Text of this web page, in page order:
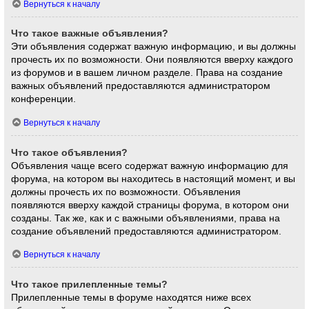
Вернуться к началу
Что такое важные объявления?
Эти объявления содержат важную информацию, и вы должны
прочесть их по возможности. Они появляются вверху каждого
из форумов и в вашем личном разделе. Права на создание
важных объявлений предоставляются администратором
конференции.
Вернуться к началу
Что такое объявления?
Объявления чаще всего содержат важную информацию для
форума, на котором вы находитесь в настоящий момент, и вы
должны прочесть их по возможности. Объявления
появляются вверху каждой страницы форума, в котором они
созданы. Так же, как и с важными объявлениями, права на
создание объявлений предоставляются администратором.
Вернуться к началу
Что такое прилепленные темы?
Прилепленные темы в форуме находятся ниже всех